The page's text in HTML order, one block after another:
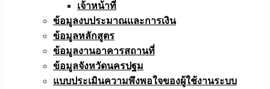
เจ้าหน้าที่
ข้อมูลงบประมาณเเละการเงิน
ข้อมูลหลักสูตร
ข้อมูลงานอาคารสถานที่
ข้อมูลจังหวัดนครปฐม
แบบประเมินความพึงพอใจของผู้ใช้งานระบบ